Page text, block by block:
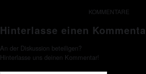
KOMMENTARE
Hinterlasse einen
An der Diskussion beteiligen?
Hinterlasse uns deinen Kommentar!